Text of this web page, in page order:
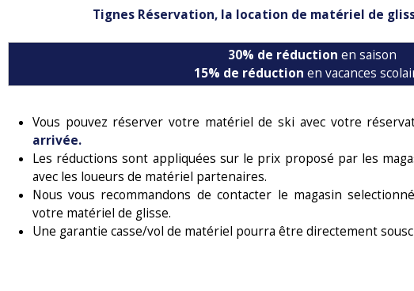
Tignes Réservation, la location de matériel de
30% de réduction en saison
15% de réduction en vacances
Vous pouvez réserver votre matériel de ski avec votre
arrivée.
Les réductions sont appliquées sur le prix proposé par les
avec les loueurs de matériel partenaires.
Nous vous recommandons de contacter le magasin
votre matériel de glisse.
Une garantie casse/vol de matériel pourra être directement